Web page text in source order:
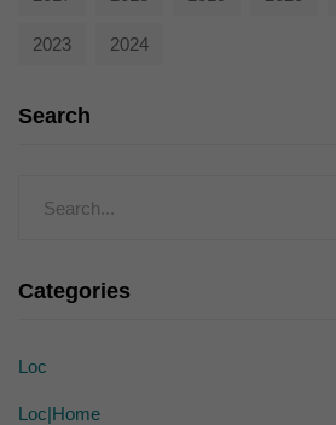
2023 2024
Search
Categories
Loc
Loc|Home